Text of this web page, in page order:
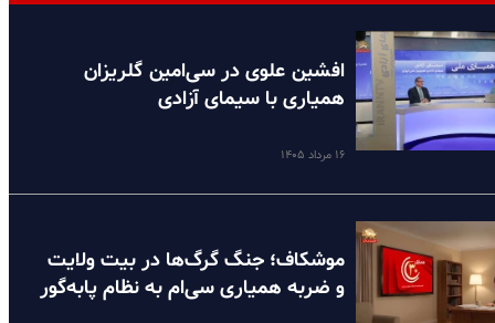
افشین علوی در سی‌امین گلریزان
همیاری با سیمای آزادی
۱۶ مرداد ۱۴۰۵
موشکاف؛ جنگ گرگ‌ها در بیت ولایت
و ضربه همیاری سی‌ام به نظام پا‌به‌گور